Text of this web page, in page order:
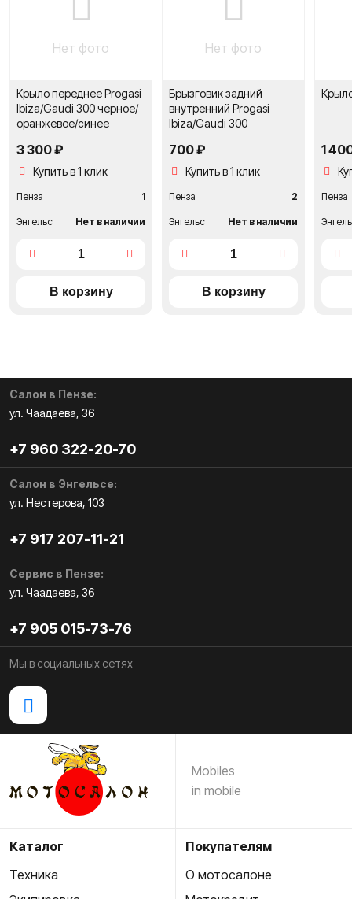
Нет фото
Крыло переднеe Progasi
Ibiza/Gaudi 300 черное/
оранжевое/синее
3 300 ₽
Купить в 1 клик
Пенза 1
Энгельс Нет в наличии
Нет фото
Брызговик задний
внутренний Progasi
Ibiza/Gaudi 300
700 ₽
Купить в 1 клик
Пенза 2
Энгельс Нет в наличии
1
Пенза
Салон в Пензе:
ул. Чаадаева, 36
+7 960 322-20-70
Салон в Энгельсе:
ул. Нестерова, 103
+7 917 207-11-21
Сервис в Пензе:
ул. Чаадаева, 36
+7 905 015-73-76
Мы в социальных сетях
Mobiles
in mobile
Каталог
Техника
Покупателям
О мотосалоне